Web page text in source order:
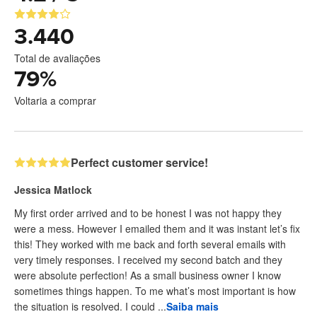
3.440
Total de avaliações
79%
Voltaria a comprar
Perfect customer service!
Jessica Matlock
My first order arrived and to be honest I was not happy they
were a mess. However I emailed them and it was instant let’s fix
this! They worked with me back and forth several emails with
very timely responses. I received my second batch and they
were absolute perfection! As a small business owner I know
sometimes things happen. To me what’s most important is how
the situation is resolved. I could ...Saiba mais